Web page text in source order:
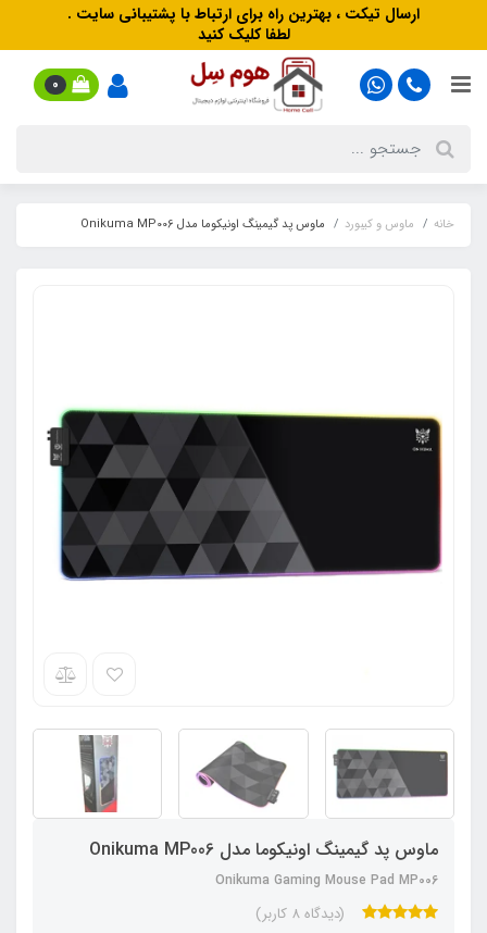
ارسال تیکت ، بهترین راه برای ارتباط با پشتیبانی سایت .
لطفا کلیک کنید
0
خانه ماوس و کیبورد ماوس پد گیمینگ اونیکوما مدل Onikuma MP006
ماوس پد گیمینگ اونیکوما مدل Onikuma MP006
Onikuma Gaming Mouse Pad MP006
(دیدگاه 8 کاربر)